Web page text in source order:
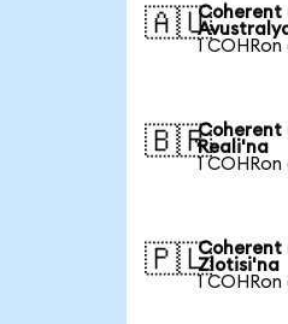
🇦🇺Coherent
1
🇧🇷Coherent
Reali'na
1
🇵🇱Coherent
Zlotisi'na
1 COHRon